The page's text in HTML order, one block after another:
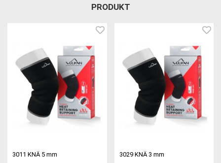
PRODUKT
3011 KNÄ 5 mm 3029 KNÄ 3 mm